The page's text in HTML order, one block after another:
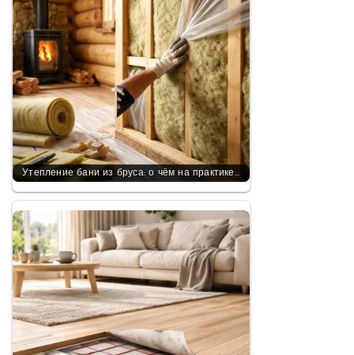
Утепление бани из бруса: о чём на практике…